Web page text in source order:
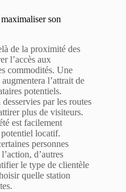
son
de la proximité des
l’accès aux
commodités. Une
l’attrait de
potentiels.
par les routes
plus de visiteurs.
est facilement
locatif.
personnes
d’autres
le type de clientèle
quelle station